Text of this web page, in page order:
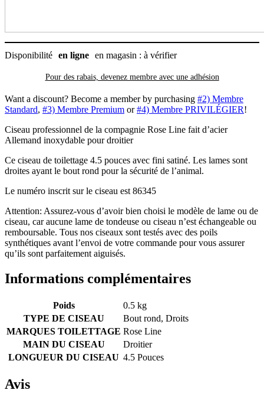
Disponibilité en ligne en magasin : à vérifier
Pour des rabais, devenez membre avec une adhésion
Want a discount? Become a member by purchasing #2) Membre
Standard, #3) Membre Premium or#4) Membre PRIVILÉGIER!
Ciseau professionnel de la compagnie Rose Line fait d’acier
Allemand inoxydable pour droitier
Ce ciseau de toilettage 4.5 pouces avec fini satiné. Les lames sont
droites ayant le bout rond pour la sécurité de l’animal.
Le numéro inscrit sur le ciseau est 86345
Attention: Assurez-vous d’avoir bien choisi le modèle de lame ou de
ciseau, car aucune lame de tondeuse ou ciseau n’est échangeable ou
remboursable. Tous nos ciseaux sont testés avec des poils
synthétiques avant l’envoi de votre commande pour vous assurer
qu’ils sont parfaitement aiguisés.
Informations complémentaires
Poids
0.5 kg
TYPE DE CISEAU
Bout rond, Droits
MARQUES TOILETTAGE Rose Line
MAIN DU CISEAU
Droitier
LONGUEUR DU CISEAU 4.5 Pouces
Avis